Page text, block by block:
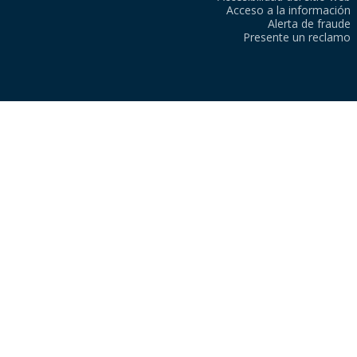
Acceso a la información
Alerta de fraude
Presente un reclamo